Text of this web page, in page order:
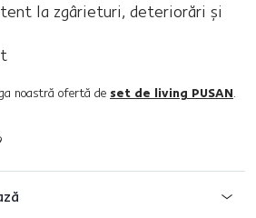
la zgârieturi, deteriorări şi
noastră ofertă de set de living PUSAN.